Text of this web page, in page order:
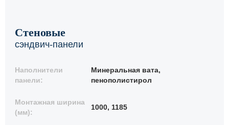
Стеновые
сэндвич-панели
Наполнители
панели:
Минеральная вата,
пенополистирол
Монтажная ширина
(мм):
1000, 1185